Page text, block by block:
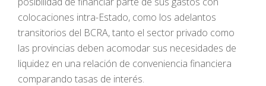
colocaciones intra-Estado, como los adelantos
transitorios del BCRA, tanto el sector privado como
las provincias deben acomodar sus necesidades de
liquidez en una relación de conveniencia financiera
comparando tasas de interés.